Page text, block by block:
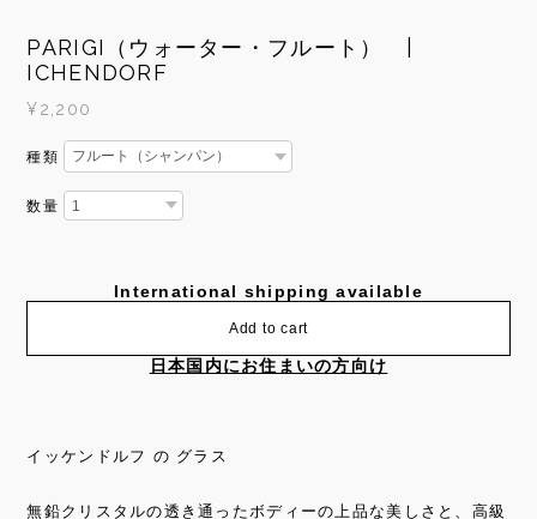
PARIGI（ウォーター・フルート） |
ICHENDORF
¥2,200
種類
数量
International shipping available
Add to cart
日本国内にお住まいの方向け
イッケンドルフ の グラス
無鉛クリスタルの透き通ったボディーの上品な美しさと、高級